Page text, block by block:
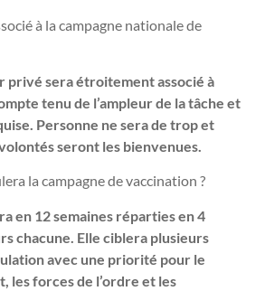
à la campagne nationale de
privé sera étroitement associé à
tenu de l’ampleur de la tâche et
Personne ne sera de trop et
seront les bienvenues.
la campagne de vaccination ?
en 12 semaines réparties en 4
chacune. Elle ciblera plusieurs
avec une priorité pour le
les forces de l’ordre et les